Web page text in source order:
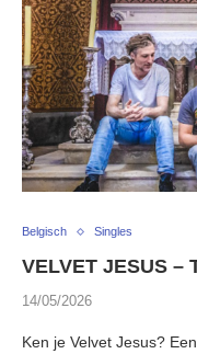
Belgisch Singles
VELVET JESUS –
14/05/2026
Ken je Velvet Jesus?